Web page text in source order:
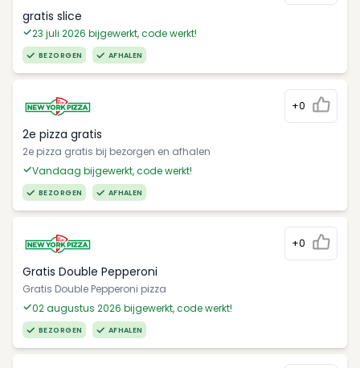
gratis slice
23 juli 2026 bijgewerkt, code werkt!
BEZORGEN AFHALEN
+0
2e pizza gratis
2e pizza gratis bij bezorgen en afhalen
Vandaag bijgewerkt, code werkt!
BEZORGEN AFHALEN
+0
Gratis Double Pepperoni
Gratis Double Pepperoni pizza
02 augustus 2026 bijgewerkt, code werkt!
BEZORGEN AFHALEN